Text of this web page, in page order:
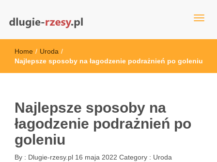
dlugie-rzesy.pl
Home / Uroda /
Najlepsze sposoby na łagodzenie podrażnień po goleniu
Najlepsze sposoby na
łagodzenie podrażnień po
goleniu
By : Dlugie-rzesy.pl 16 maja 2022 Category : Uroda